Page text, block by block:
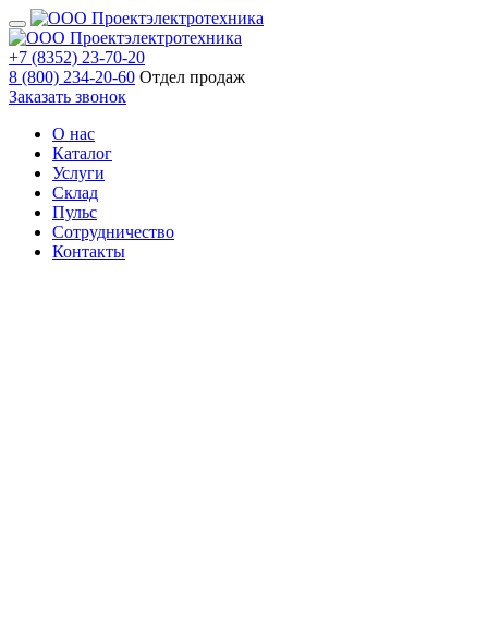
+7 (8352) 23-70-20
8 (800) 234-20-60 Отдел продаж
Заказать звонок
О нас
Каталог
Услуги
Склад
Пульс
Сотрудничество
Контакты